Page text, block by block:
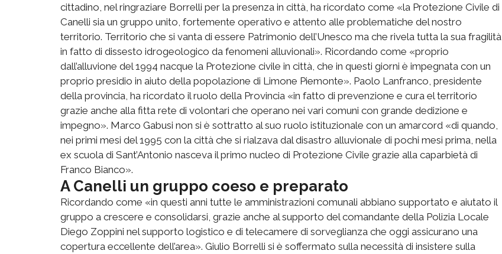
cittadino, nel ringraziare Borrelli per la presenza in città, ha ricordato come «la Protezione Civile di
Canelli sia un gruppo unito, fortemente operativo e attento alle problematiche del nostro
territorio. Territorio che si vanta di essere Patrimonio dell’Unesco ma che rivela tutta la sua fragilità
in fatto di dissesto idrogeologico da fenomeni alluvionali». Ricordando come «proprio
dall’alluvione del 1994 nacque la Protezione civile in città, che in questi giorni è impegnata con un
proprio presidio in aiuto della popolazione di Limone Piemonte». Paolo Lanfranco, presidente
della provincia, ha ricordato il ruolo della Provincia «in fatto di prevenzione e cura el territorio
grazie anche alla fitta rete di volontari che operano nei vari comuni con grande dedizione e
impegno». Marco Gabusi non si è sottratto al suo ruolo istituzionale con un amarcord «di quando,
nei primi mesi del 1995 con la città che si rialzava dal disastro alluvionale di pochi mesi prima, nella
ex scuola di Sant’Antonio nasceva il primo nucleo di Protezione Civile grazie alla caparbietà di
Franco Bianco».
A Canelli un gruppo coeso e preparato
Ricordando come «in questi anni tutte le amministrazioni comunali abbiano supportato e aiutato il
gruppo a crescere e consolidarsi, grazie anche al supporto del comandante della Polizia Locale
Diego Zoppini nel supporto logistico e di telecamere di sorveglianza che oggi assicurano una
copertura eccellente dell’area». Giulio Borrelli si è soffermato sulla necessità di insistere sulla